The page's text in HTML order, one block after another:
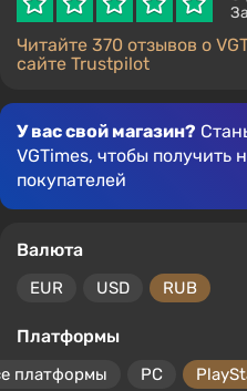
Читайте 370 отзывов о
сайте Trustpilot
У вас свой магазин?
VGTimes, чтобы получить
покупателей
Валюта
EUR USD RUB
Платформы
платформы PC